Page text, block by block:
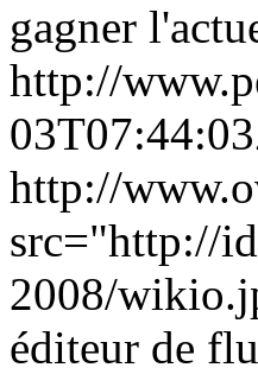
gagner
http://
http://
src="http://
2008/
éditeur de